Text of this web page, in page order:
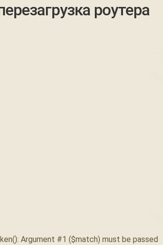
роутера
Argument #1 ($match) must be passed